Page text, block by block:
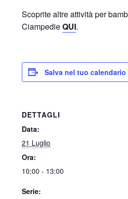
Scoprite altre attività per
CiampedieQUI.
Salva nel tuo calendario
DETTAGLI
Data:
21 Luglio
Ora:
10:00 - 13:00
Serie: